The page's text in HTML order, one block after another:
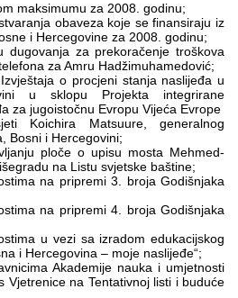
maksimumu za 2008. godinu;
obaveza koje se finansiraju iz
i Hercegovine za 2008. godinu;
dugovanja za prekoračenje troškova
za Amru Hadžimuhamedović;
o procjeni stanja naslijeđa u
u sklopu Projekta integrirane
za jugoistočnu Evropu Vijeća Evrope
Koichira Matsuure, generalnog
Bosni i Hercegovini;
ploče o upisu mosta Mehmed-
na Listu svjetske baštine;
na pripremi 3. broja Godišnjaka
na pripremi 4. broja Godišnjaka
u vezi sa izradom edukacijskog
i Hercegovina – moje naslijeđe“;
Akademije nauka i umjetnosti
Vjetrenice na Tentativnoj listi i buduće